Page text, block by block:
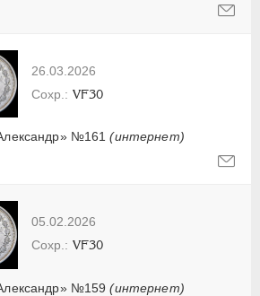
26.03.2026
№161(интернет)
VF30
05.02.2026
№159(интернет)
VF30